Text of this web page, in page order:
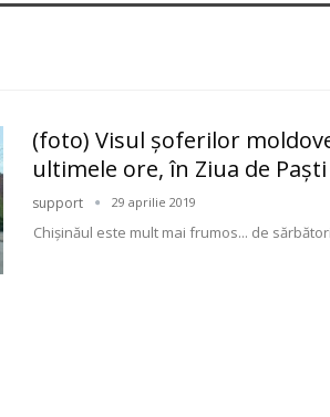
(foto) Visul şoferilor
ultimele ore, în Ziua de Paşti
support 29 aprilie 2019
Chişinăul este mult mai frumos... de